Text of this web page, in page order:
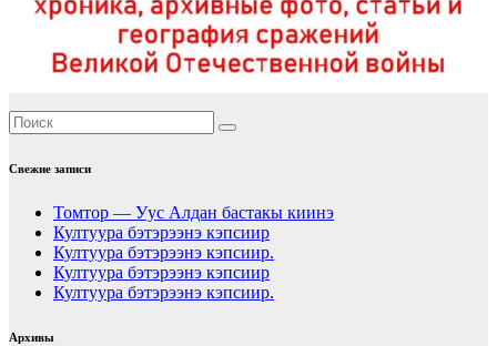
Свежие записи
Томтор — Уус Алдан бастакы киинэ
Култуура бэтэрээнэ кэпсиир
Култуура бэтэрээнэ кэпсиир.
Култуура бэтэрээнэ кэпсиир
Култуура бэтэрээнэ кэпсиир.
Архивы